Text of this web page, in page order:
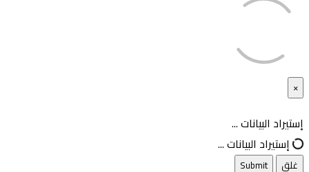
×
غلق
إستيراد البيانات ...
إستيراد البيانات ...
غلق
Submit